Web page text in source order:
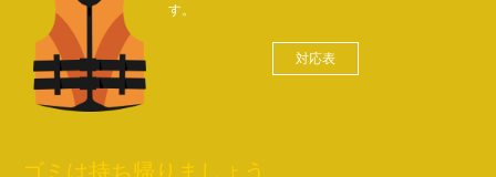
す。
対応表
ゴミは持ち帰りましょう